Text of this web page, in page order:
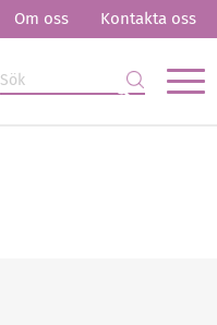
Om oss Kontakta oss